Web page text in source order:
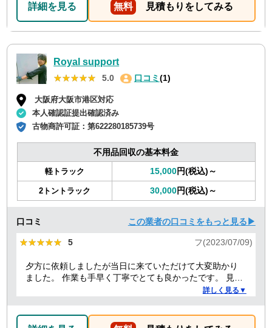
詳細を見る 無料 見積もりをしてみる
Royal support
★★★★★
★★★★★ 5.0 口コミ (1)
大阪府大阪市港区対応
本人確認証提出確認済み
古物商許可証：第622280185739号
不用品回収の基本料金
軽トラック 15,000円(税込)～
2トントラック 30,000円(税込)～
口コミ この業者の口コミをもっと見る▶
★★★★★
★★★★★ 5 フ(2023/07/09)
夕方に依頼しましたが当日に来ていただけて大変助かり
ました。 作業も手早く丁寧でとても良かったです。 見積
り金額以上の追加料金もありませんでした。 ありがとう
詳しく見る▼